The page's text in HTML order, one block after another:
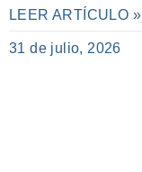
LEER ARTÍCULO »
31 de julio, 2026